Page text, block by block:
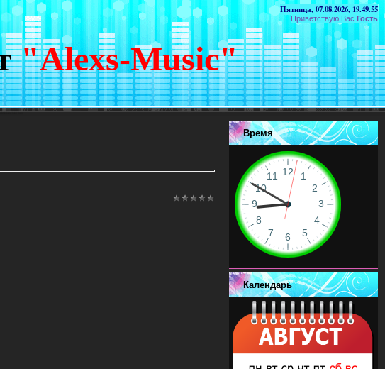
Пятница, 07.08.2026, 19.49.55
Приветствую Вас Гость
"Alexs-Music"
Время
Календарь